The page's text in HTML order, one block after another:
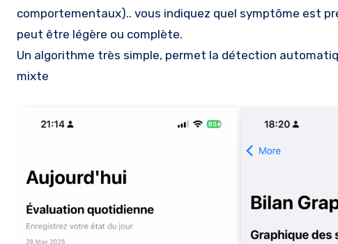
comportementaux).. vous indiquez quel symptôme est
peut être légère ou complète.
Un algorithme très simple, permet la détection
mixte